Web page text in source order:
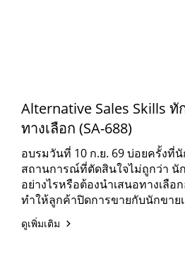
Alternative Sales Skills
ทางเลือก (SA-688)
อบรมวันที่ 10 ก.ย. 69 บ่อยครั้งที่
สถานการณ์ที่ตัดสินใจไม่ถูกว่า นั
อย่างไรหรือต้องนำเสนอทางเลือ
ทำให้ลูกค้าปิดการขายกับนักขายเ
ในการนำเสนอขายสินค้า
ดูเพิ่มเติม